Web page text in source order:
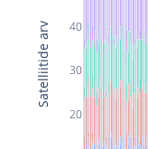
20
30
40
Satelliitide arv